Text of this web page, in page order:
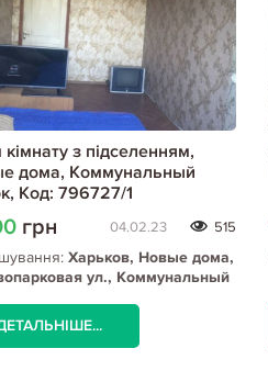
з підселенням,
дома, Коммунальный
Код: 796727/1
грн 04.02.23 515
Харьков, Новые дома,
ул., Коммунальный